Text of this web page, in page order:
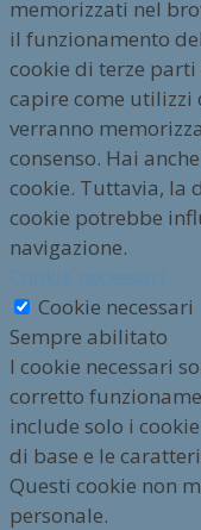
memorizzati nel
il funzionamento
cookie di terze
capire come utilizzi
verranno
consenso. Hai
cookie. Tuttavia, la
cookie potrebbe
navigazione.
Cookie necessari
Sempre abilitato
I cookie necessari
corretto
include solo i
di base e le
Questi cookie non
personale.